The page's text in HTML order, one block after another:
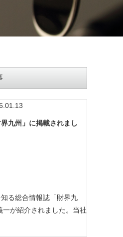
界九州」に掲載されまし
る総合情報誌「財界九
が紹介されました。当社